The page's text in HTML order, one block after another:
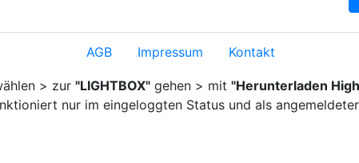
AGB Impressum Kontakt
> zur "LIGHTBOX" gehen > mit "Herunterladen
nur im eingeloggten Status und als